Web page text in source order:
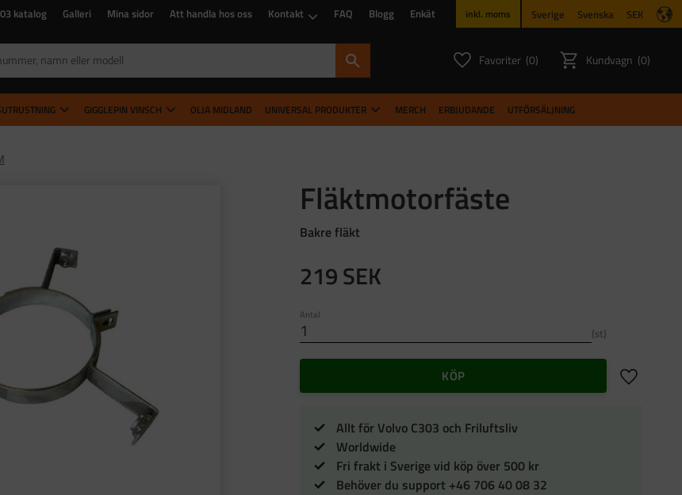
katalog Galleri Mina sidor Att handla hos oss Kontakt FAQ Blogg Enkät inkl. moms Sverige Svenska SEK
FavoriterANTAL FAVORITER:
0 Kundvagn ANTAL
0
GIGGLEPIN VINSCH OLJA MIDLAND UNIVERSAL PRODUKTER MERCH ERBJUDANDE UTFÖRSÄLJNING
Fläktmotorfäste
Bakre fläkt
219SEK
Antal
st
KÖP Lägg till i
Allt för Volvo C303 och Friluftsliv
Worldwide
Fri frakt i Sverige vid köp över 500 kr
Behöver du support +46 706 40 08 32